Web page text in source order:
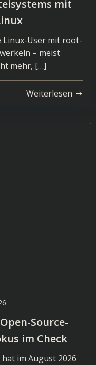
mit
Linux-User mit root-
– meist
mehr, […]
Weiterlesen
Source-
im Check
im August 2026